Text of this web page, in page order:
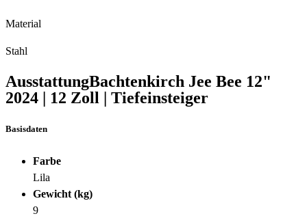
Material
Stahl
AusstattungBachtenkirch Jee Bee 12"
2024
12 Zoll Tiefeinsteiger
Basisdaten
Farbe
Lila
Gewicht (kg)
9